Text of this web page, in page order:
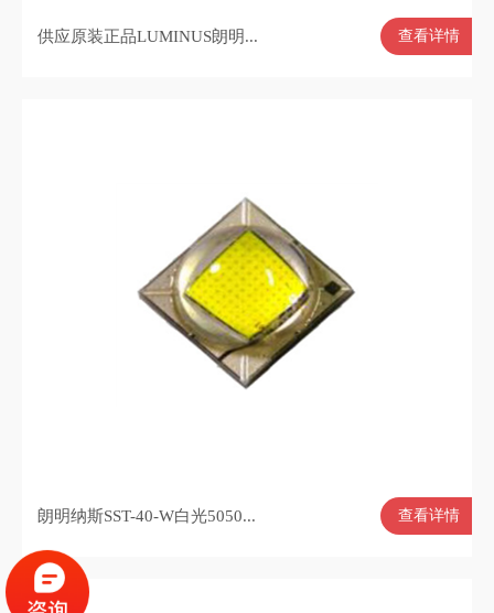
供应原装正品LUMINUS朗明... 查看详情
朗明纳斯SST-40-W白光5050... 查看详情